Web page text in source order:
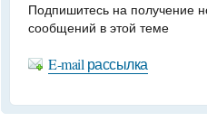
Подпишитесь на получение
сообщений в этой теме
E-mail рассылка